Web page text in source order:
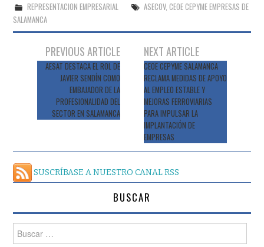
REPRESENTACION EMPRESARIAL ASECOV, CEOE CEPYME EMPRESAS DE
SALAMANCA
Navegación
entradas
PREVIOUS ARTICLE
AESAT DESTACA EL ROL DE
JAVIER SENDÍN COMO
EMBAJADOR DE LA
PROFESIONALIDAD DEL
SECTOR EN SALAMANCA
NEXT ARTICLE
CEOE CEPYME SALAMANCA
RECLAMA MEDIDAS DE APOYO
AL EMPLEO ESTABLE Y
MEJORAS FERROVIARIAS
PARA IMPULSAR LA
IMPLANTACIÓN DE
EMPRESAS
SUSCRÍBASE A NUESTRO CANAL RSS
BUSCAR